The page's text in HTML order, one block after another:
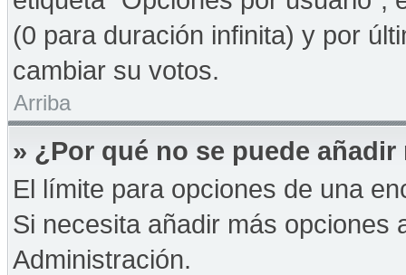
(0 para duración infinita) y por
cambiar su votos.
Arriba
» ¿Por qué no se puede
El límite para opciones de una
Si necesita añadir más opciones
Administración.